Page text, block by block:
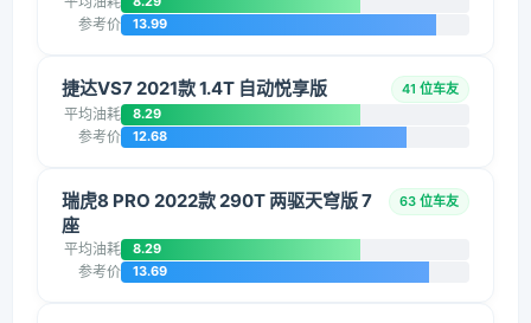
参考价 13.99
捷达VS7 2021款 1.4T 自动悦享版 41 位车友
平均油耗 8.29
参考价 12.68
瑞虎8 PRO 2022款 290T 两驱天穹版 7
座
63 位车友
平均油耗 8.29
参考价 13.69